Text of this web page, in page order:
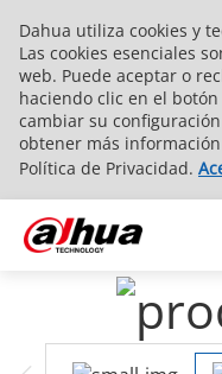
Dahua utiliza cookies y
Las cookies esenciales
web. Puede aceptar o
haciendo clic en el botón
cambiar su
obtener más
Política de Privacidad.